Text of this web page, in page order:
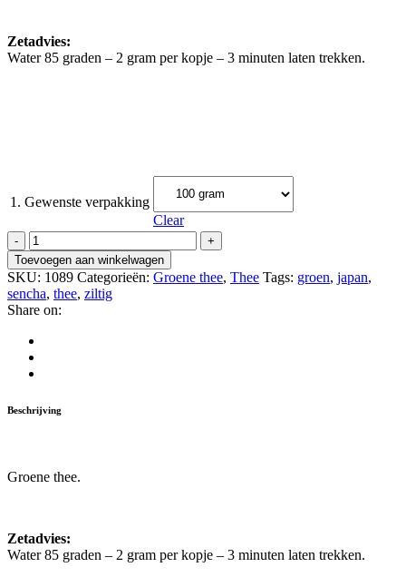
Zetadvies:
Water 85 graden – 2 gram per kopje – 3 minuten laten trekken.
1. Gewenste verpakking
Clear
Japans
Fukuyu
quantity
Toevoegen aan winkelwagen
SKU: 1089 Categorieën: Groene thee, Thee Tags: groen, japan,
sencha, thee, ziltig
Share on:
Beschrijving
Groene thee.
Zetadvies:
Water 85 graden – 2 gram per kopje – 3 minuten laten trekken.